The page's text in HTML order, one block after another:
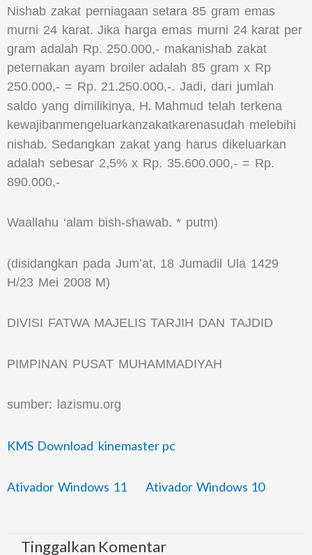
Nishab zakat perniagaan setara 85 gram emas
murni 24 karat. Jika harga emas murni 24 karat per
gram adalah Rp. 250.000,- makanishab zakat
peternakan ayam broiler adalah 85 gram x Rp
250.000,- = Rp. 21.250.000,-. Jadi, dari jumlah
saldo yang dimilikinya, H. Mahmud telah terkena
kewajibanmengeluarkanzakatkarenasudah melebihi
nishab. Sedangkan zakat yang harus dikeluarkan
adalah sebesar 2,5% x Rp. 35.600.000,- = Rp.
890.000,-
Waallahu ‘alam bish-shawab. * putm)
(disidangkan pada Jum’at, 18 Jumadil Ula 1429
H/23 Mei 2008 M)
DIVISI FATWA MAJELIS TARJIH DAN TAJDID
PIMPINAN PUSAT MUHAMMADIYAH
sumber: lazismu.org
KMS Download kinemaster pc
Ativador Windows 11 Ativador Windows 10
Tinggalkan Komentar